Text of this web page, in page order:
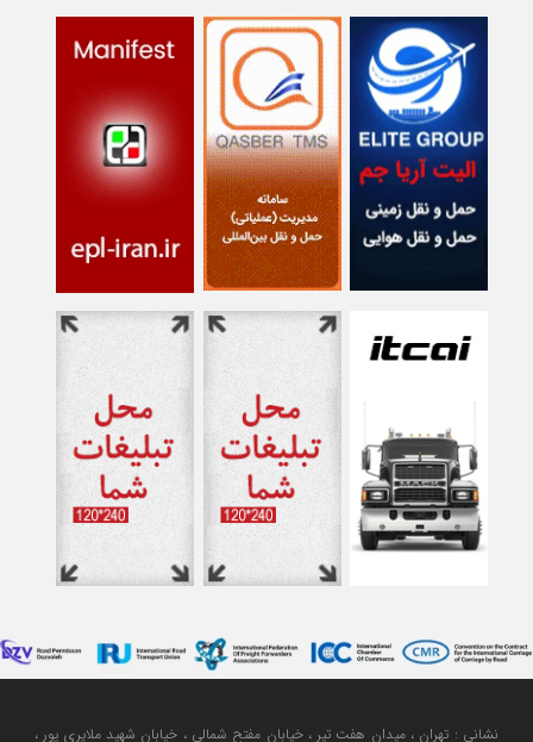
نشانی : تهران ، میدان هفت تیر ، خیابان مفتح شمالی ، خیابان شهید ملایری پور ،